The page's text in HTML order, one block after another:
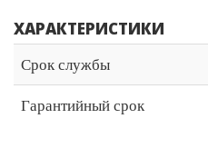
ХАРАКТЕРИСТИКИ
Срок службы
Гарантийный срок